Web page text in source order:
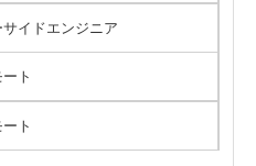
イドエンジニア
ト
ト